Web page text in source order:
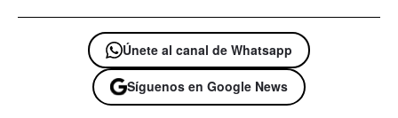
Únete al canal de Whatsapp
Síguenos en Google News